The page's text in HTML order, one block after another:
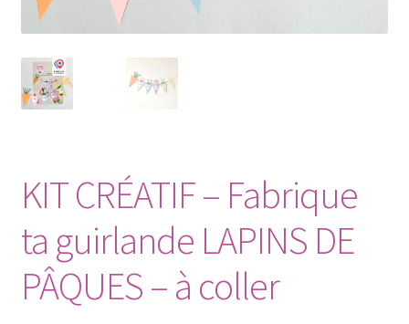
KIT CRÉATIF – Fabrique
ta guirlande LAPINS DE
PÂQUES – à coller